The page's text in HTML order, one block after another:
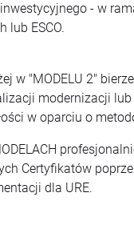
- w
lub ESCO.
w "MODELU 2"
modernizacji
w oparciu o
Certyfikatów
dla URE.